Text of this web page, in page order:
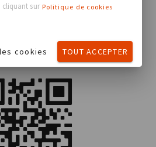
par
cliquant sur Politique de cookies
cookies TOUT ACCEPTER